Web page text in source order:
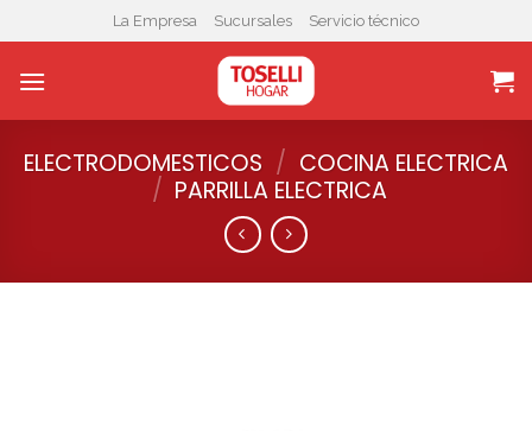
to
content
La Empresa Sucursales Servicio técnico
ELECTRODOMESTICOS / COCINA ELECTRICA
/ PARRILLA ELECTRICA